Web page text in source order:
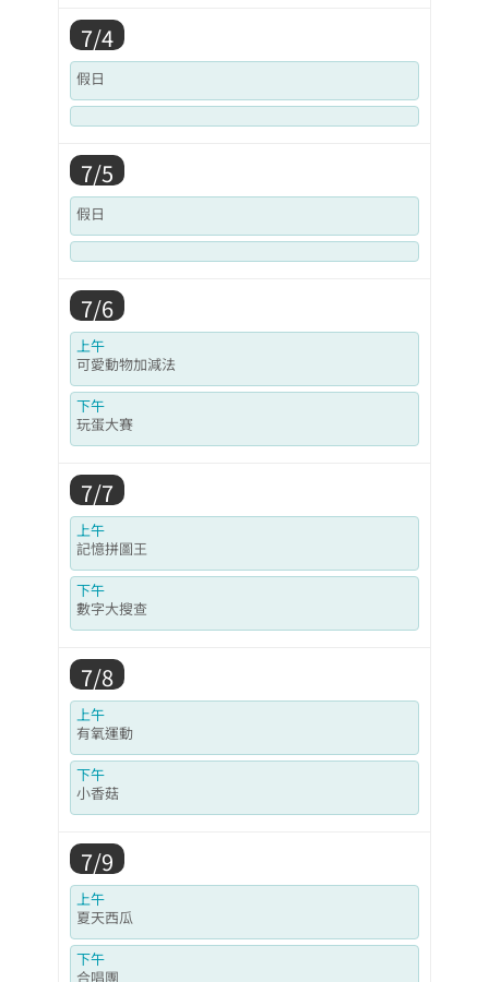
7/4
假日
7/5
假日
7/6
上午
可愛動物加減法
下午
玩蛋大賽
7/7
上午
記憶拼圖王
下午
數字大搜查
7/8
上午
有氧運動
下午
小香菇
7/9
上午
夏天西瓜
下午
合唱團